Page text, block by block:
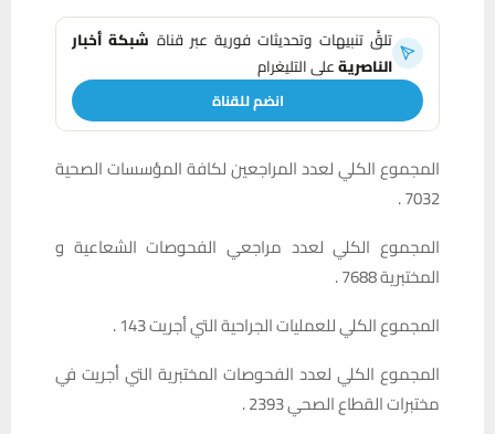
تلقَّ تنبيهات وتحديثات فورية عبر قناة شبكة أخبار
الناصريةعلى التليغرام
انضم للقناة
المجموع الكلي لعدد المراجعين لكافة المؤسسات الصحية
7032 .
المجموع الكلي لعدد مراجعي الفحوصات الشعاعية و
المختبرية 7688 .
المجموع الكلي للعمليات الجراحية التي أجريت 143 .
المجموع الكلي لعدد الفحوصات المختبرية التي أجريت في
مختبرات القطاع الصحي 2393 .